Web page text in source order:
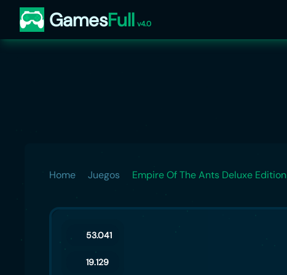
GamesFull v4.0
Home Juegos Empire Of The Ants Deluxe Edition
53.041
19.129